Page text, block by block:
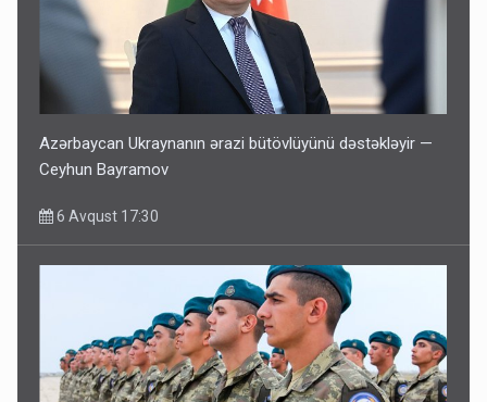
Azərbaycan Ukraynanın ərazi bütövlüyünü dəstəkləyir —
Ceyhun Bayramov
6 Avqust 17:30